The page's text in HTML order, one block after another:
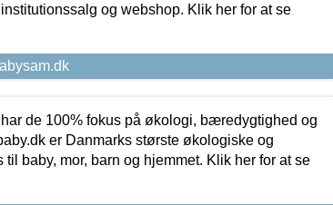
og webshop. Klik her for at se
de 100% fokus på økologi, bæredygtighed og
er Danmarks største økologiske og
baby, mor, barn og hjemmet. Klik her for at se